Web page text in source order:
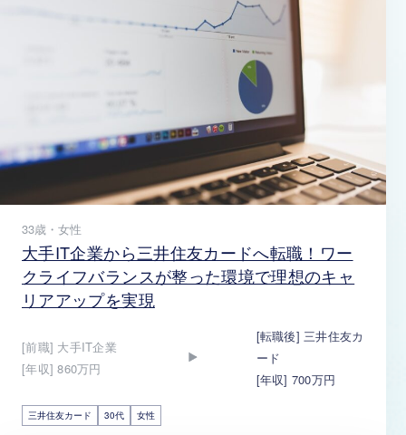
33歳・女性
大手IT企業から三井住友カードへ転職！ワー
クライフバランスが整った環境で理想のキャ
リアアップを実現
[前職] 大手IT企業
[年収] 860万円
[転職後] 三井住友カ
ード
[年収] 700万円
三井住友カード 30代 女性